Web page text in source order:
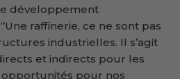
développement
raffinerie, ce ne sont pas
industrielles. Il s’agit
et indirects pour les
opportunités pour nos